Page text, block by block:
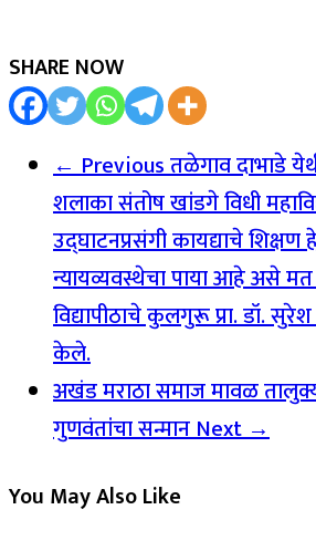
SHARE NOW
← Previousतळेगाव दाभाडे
शलाका संतोष खांडगे विधी
उद्घाटनप्रसंगी कायद्याचे शिक्षण
न्यायव्यवस्थेचा पाया आहे असे मत
विद्यापीठाचे कुलगुरू प्रा. डॉ.
केले.
अखंड मराठा समाज मावळ
गुणवंतांचा सन्मानNext →
You May Also Like